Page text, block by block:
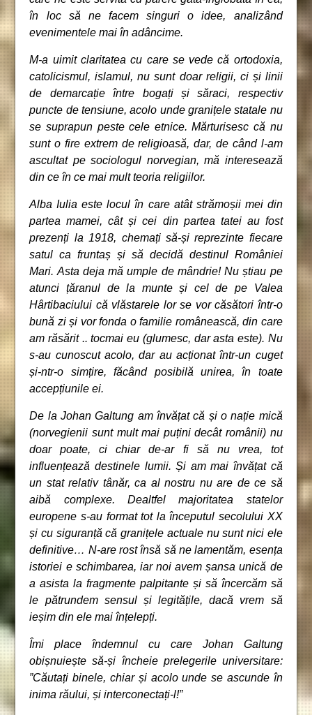
în loc să ne facem singuri o idee, analizând
evenimentele mai în adâncime.
M-a uimit claritatea cu care se vede că ortodoxia,
catolicismul, islamul, nu sunt doar religii, ci și linii
de demarcație între bogați și săraci, respectiv
puncte de tensiune, acolo unde granițele statale nu
se suprapun peste cele etnice. Mărturisesc că nu
sunt o fire extrem de religioasă, dar, de când l-am
ascultat pe sociologul norvegian, mă interesează
din ce în ce mai mult teoria religiilor.
Alba Iulia este locul în care atât strămoșii mei din
partea mamei, cât și cei din partea tatei au fost
prezenți la 1918, chemați să-și reprezinte fiecare
satul ca fruntaș și să decidă destinul României
Mari. Asta deja mă umple de mândrie! Nu știau pe
atunci țăranul de la munte și cel de pe Valea
Hârtibaciului că vlăstarele lor se vor căsători într-o
bună zi și vor fonda o familie românească, din care
am răsărit .. tocmai eu (glumesc, dar asta este). Nu
s-au cunoscut acolo, dar au acționat într-un cuget
și-ntr-o simțire, făcând posibilă unirea, în toate
accepțiunile ei.
De la Johan Galtung am învățat că și o nație mică
(norvegienii sunt mult mai puțini decât românii) nu
doar poate, ci chiar de-ar fi să nu vrea, tot
influențează destinele lumii. Și am mai învățat că
un stat relativ tânăr, ca al nostru nu are de ce să
aibă complexe. Dealtfel majoritatea statelor
europene s-au format tot la începutul secolului XX
și cu siguranță că granițele actuale nu sunt nici ele
definitive… N-are rost însă să ne lamentăm, esența
istoriei e schimbarea, iar noi avem șansa unică de
a asista la fragmente palpitante și să încercăm să
le pătrundem sensul și legitățile, dacă vrem să
ieșim din ele mai înțelepți.
Îmi place îndemnul cu care Johan Galtung
obișnuiește să-și încheie prelegerile universitare:
”Căutați binele, chiar și acolo unde se ascunde în
inima răului, și interconectați-l!”